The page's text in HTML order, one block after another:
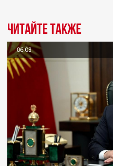
Читайте также
06.08